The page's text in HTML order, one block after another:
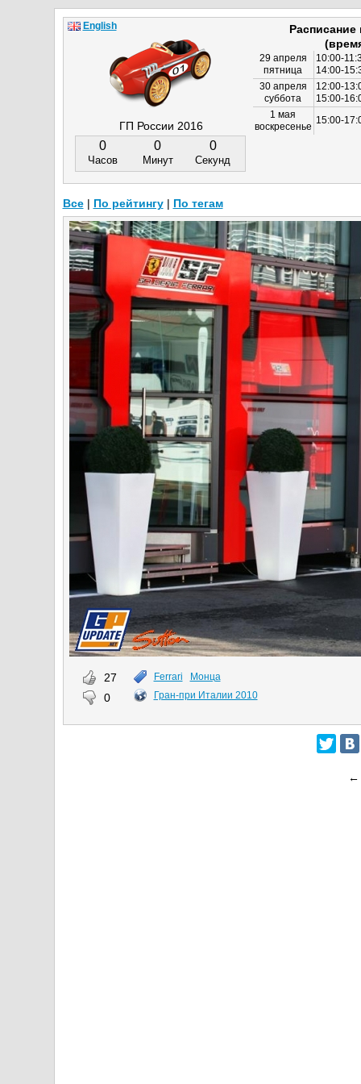
27
0
Ferrari
Монца
Гран-при Италии 2010
ГП России 2016
0
Часов
0
Минут
0
Секунд
29 апреля
пятница
10:00-
14:00-
30 апреля
суббота
12:00-
15:00-
1 мая
воскресенье
15:00-
English
Все| По рейтингу| По тегам